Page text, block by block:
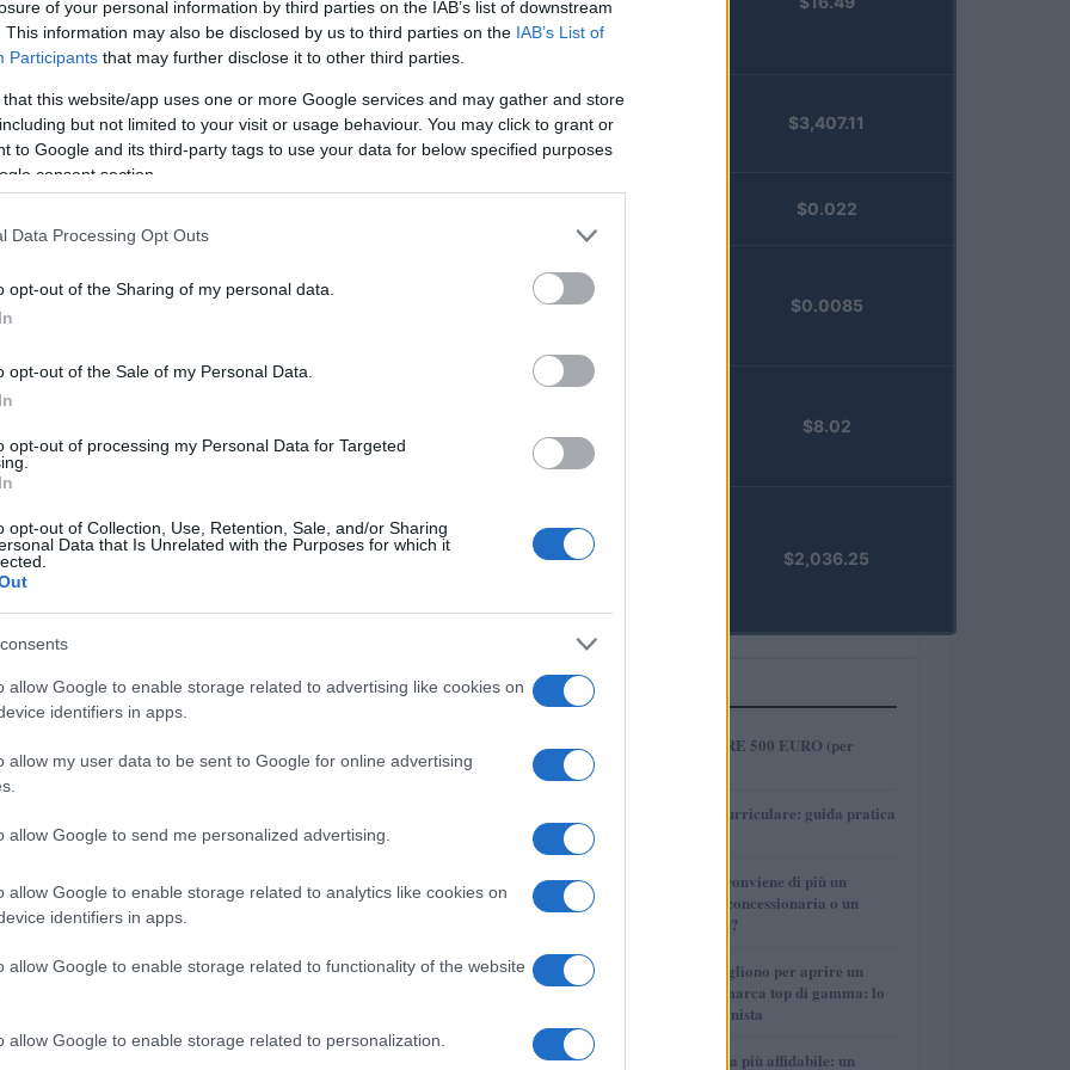
of your personal information by third parties on the IAB’s list of downstream
This information may also be disclosed by us to third parties on the IAB’s List of
Participants that may further disclose it to other third parties.
that this website/app uses one or more Google services and may gather and store
but not limited to your visit or usage behaviour. You may click to grant or
to Google and its third-party tags to use your data for below specified purposes
consent section.
Data Processing Opt Outs
opt-out of the Sharing of my personal data.
opt-out of the Sale of my Personal Data.
opt-out of processing my Personal Data for Targeted
opt-out of Collection, Use, Retention, Sale, and/or Sharing
Data that Is Unrelated with the Purposes for which it
allow Google to enable storage related to advertising like cookies on
identifiers in apps.
allow my user data to be sent to Google for online advertising
allow Google to send me personalized advertising.
allow Google to enable storage related to analytics like cookies on
identifiers in apps.
allow Google to enable storage related to functionality of the website
allow Google to enable storage related to personalization.
che, mentre i servizi stanno affrontando
lo stesso livello di crisi.
attribuito al settore dei servizi, dove sono
i settori del trasporto e della logistica hanno
interessante, una prospettiva contraria è
aumento del suo indice composito,
Questo cambiamento indica che i miglioramenti
flessioni nel settore industriale.
ripresa nel settore manifatturiero. Questa
della capacità produttiva, il che è di buon
Anche il settore del commercio all’ingrosso
misura minore, mentre il settore delle costruzioni
Injective
Vested XOR
(VXOR)
$3,407.11
$0.022
$0.0085
$8.02
PRIME)
$2,036.25
PIÙ LETTI
1
COME INVESTIRE 500 EURO (per
2
Tirocinio extra-curriculare: guida pratica
3
Per le auto usate conviene di più un
finanziamento in concessionaria o un
prestito personale?
4
Quanti soldi ci vogliono per aprire un
autosalone multimarca top di gamma: lo
spiega il professionista
La macchina usata più affidabile: un